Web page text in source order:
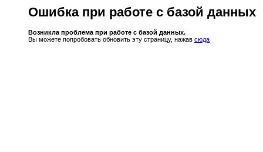
Ошибка при работе с базой данных
Возникла проблема при работе с базой данных.
Вы можете попробовать обновить эту страницу, нажав сюда